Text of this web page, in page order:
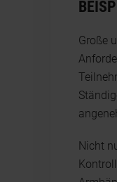
Große
Nicht